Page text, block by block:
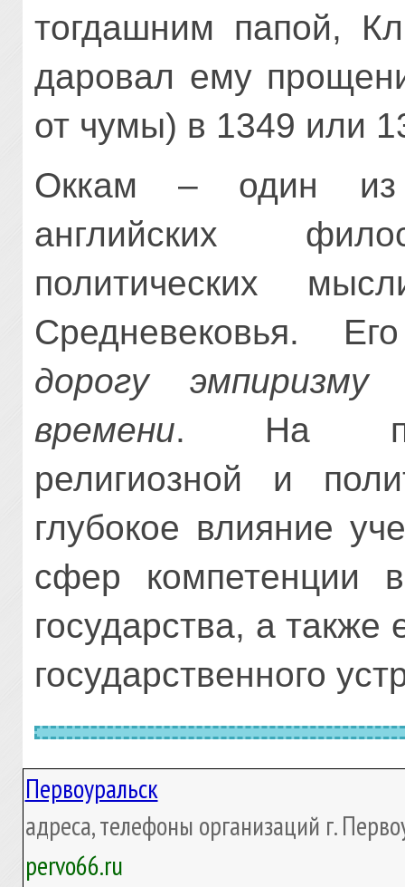
тогдашним папой,
даровал ему
от чумы) в 1349 или
Оккам – один из
английских
политических
Средневековья.
дорогу
времени. На
религиозной и
глубокое влияние
сфер компетенции
государства, а также
государственного
Первоуральск
адреса, телефоны организаций г.
pervo66.ru